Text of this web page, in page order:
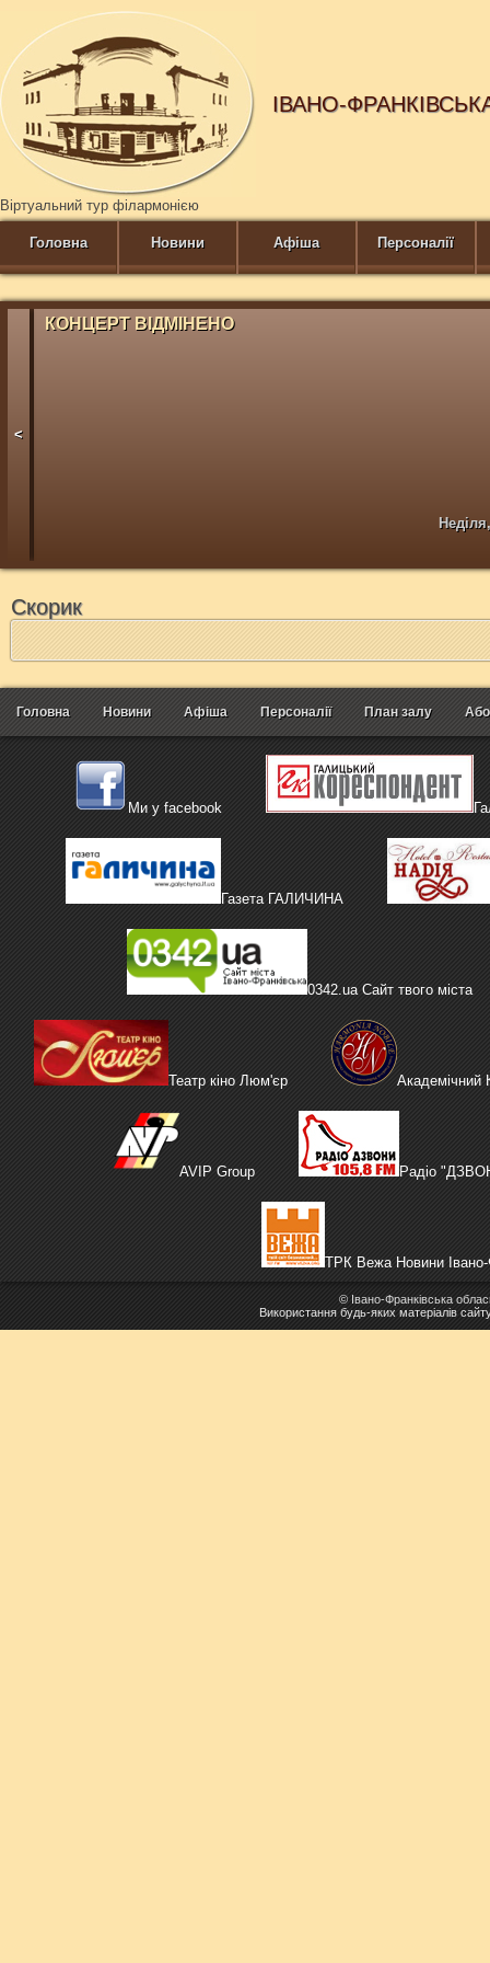
ІВАНО-
Віртуальний тур філармонією
Головна Новини Афіша Персоналії
<
КОНЦЕРТ ВІДМІНЕНО
Скорик
Головна Новини Афіша Персоналії План залу
Ми у facebook
Газета ГАЛИЧИНА
0342.ua Сайт твого міста
Театр кіно Люм'єр Академічний
AVIP Group Радіо
ТРК Вежа Новини Івано-
© Івано-Франківська
Використання будь-яких матеріалів